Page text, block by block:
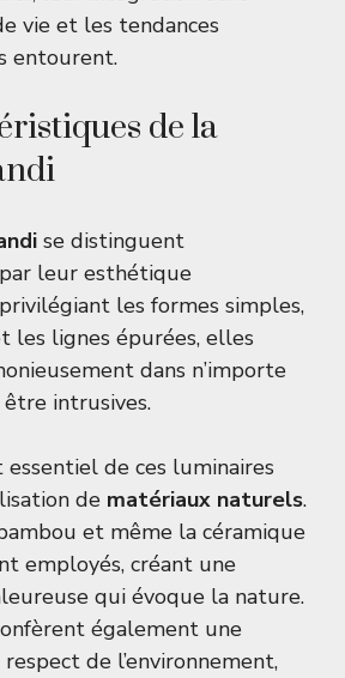
vie et les tendances
entourent.
de la
se distinguent
leur esthétique
les formes simples,
les lignes épurées, elles
dans n’importe
intrusives.
de ces luminaires
de matériaux naturels.
et même la céramique
employés, créant une
qui évoque la nature.
également une
de l’environnement,